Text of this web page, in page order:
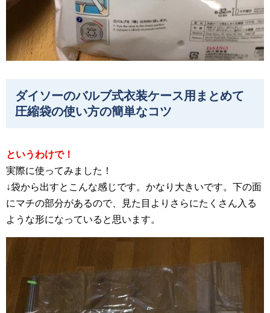
ダイソーのバルブ式衣装ケース用まとめて
圧縮袋の使い方の簡単なコツ
というわけで！
実際に使ってみました！
↓袋から出すとこんな感じです。かなり大きいです。下の面
にマチの部分があるので、見た目よりさらにたくさん入る
ような形になっていると思います。